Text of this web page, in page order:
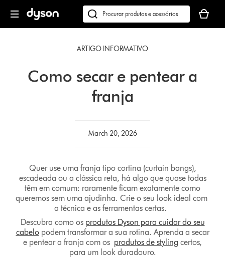
seguinte
Pesquisar
em
seu
cesto
ARTIGO INFORMATIVO
Como secar e pentear a
franja
March 20, 2026
Quer use uma franja tipo cortina (curtain bangs),
escadeada ou a clássica reta, há algo que quase todas
têm em comum: raramente ficam exatamente como
queremos sem uma ajudinha. Crie o seu look ideal com
a técnica e as ferramentas certas.
Descubra como os produtos Dyson para cuidar do seu
cabelopodem transformar a sua rotina. Aprenda a secar
e pentear a franja com os produtos de styling certos,
para um look duradouro.